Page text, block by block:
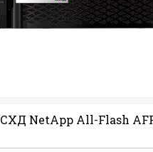
СХД NetApp All-Flash